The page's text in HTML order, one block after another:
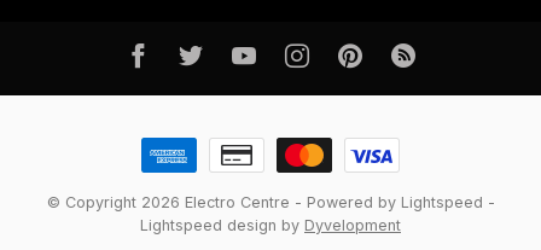
© Copyright 2026 Electro Centre - Powered by Lightspeed -
Lightspeed design by Dyvelopment